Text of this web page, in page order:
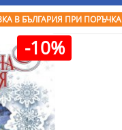
В БЪЛГАРИЯ ПРИ ПОРЪЧКА
-10%